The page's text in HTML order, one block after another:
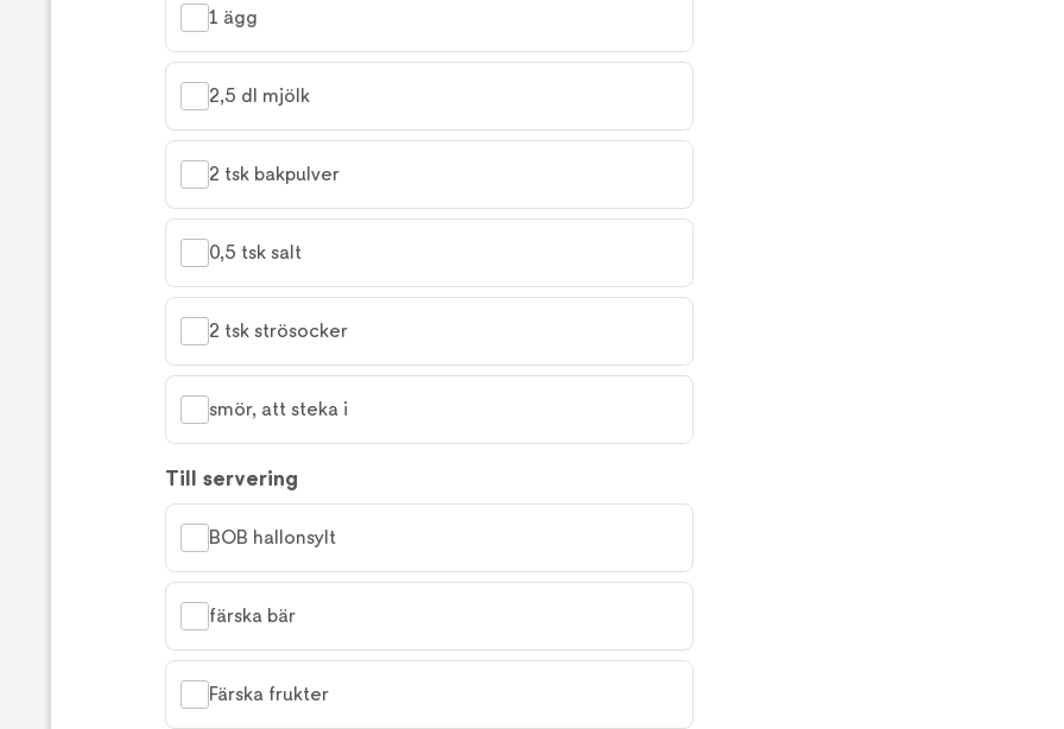
1 ägg
2,5 dl mjölk
2 tsk bakpulver
0,5 tsk salt
2 tsk strösocker
smör, att steka i
Till servering
BOB hallonsylt
färska bär
Färska frukter